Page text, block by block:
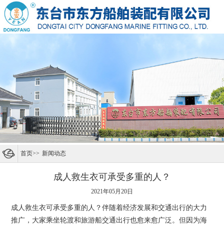
首页>> 新闻动态
成人救生衣可承受多重的人？
2021年05月20日
成人救生衣可承受多重的人？伴随着经济发展和交通出行的大力
推广，大家乘坐轮渡和旅游船交通出行也愈来愈广泛。但因为海